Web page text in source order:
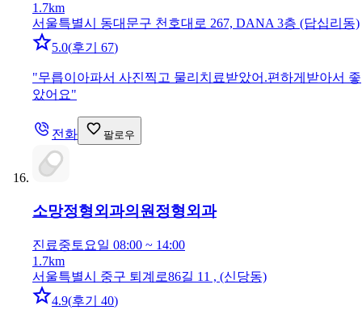
1.7km
서울특별시 동대문구 천호대로 267, DANA 3층 (답십리동)
5.0(후기 67)
"무릅이아파서 사진찍고 물리치료받았어.편하게받아서 좋
았어요"
전화 팔로우
소망정형외과의원 정형외과
진료중 토요일 08:00 ~ 14:00
1.7km
서울특별시 중구 퇴계로86길 11 , (신당동)
4.9(후기 40)